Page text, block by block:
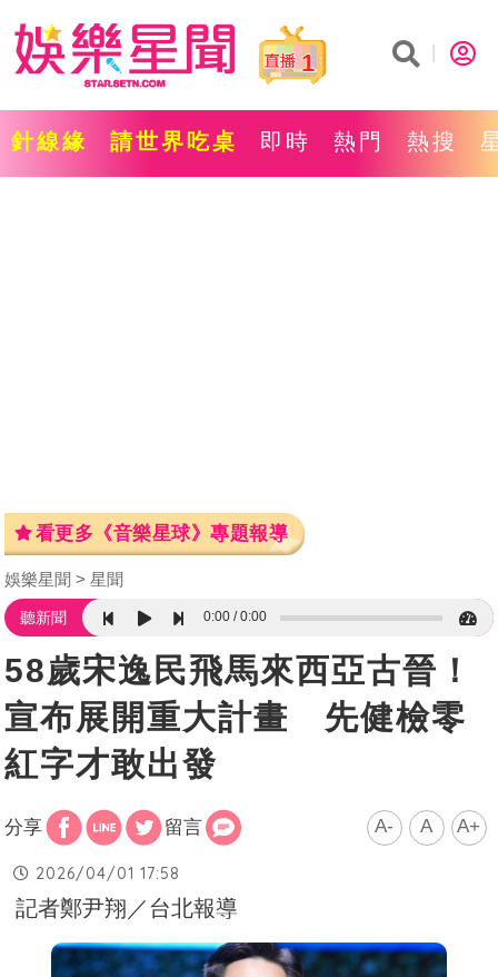
1
針線緣 請世界吃桌 即時 熱門 熱搜
看更多《音樂星球》專題報導
娛樂星聞 星聞
聽新聞 0:00 0:00
58歲宋逸民飛馬來西亞古晉！
宣布展開重大計畫 先健檢零
紅字才敢出發
分享 留言 A- A A+
2026/04/01 17:58
記者鄭尹翔／台北報導